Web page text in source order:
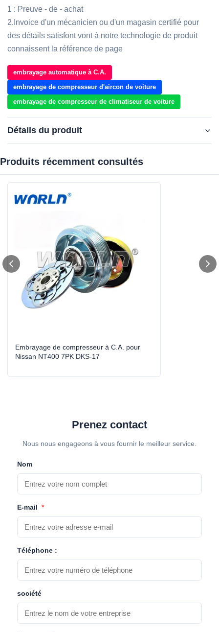
1 : Preuve - de - achat
2.Invoice d'un mécanicien ou d'un magasin certifié pour
des détails satisfont vont à notre technologie de produit
connaissent la référence de page
embrayage automatique à C.A.
embrayage de compresseur d'aircon de voiture
embrayage de compresseur de climatiseur de voiture
Détails du produit
Grooves:
Car Make: Pour Nissan NT400
Compressor Model:
High Light: embrayage de compresseur d'aircon de voiture,
embrayage automatique à C.A.
Produits récemment consultés‌
Embrayage de compresseur à C.A. pour
Nissan NT400 7PK DKS-17
Prenez contact
Nous nous engageons à vous fournir le meilleur service.
Nom
E-mail *
Téléphone :
société